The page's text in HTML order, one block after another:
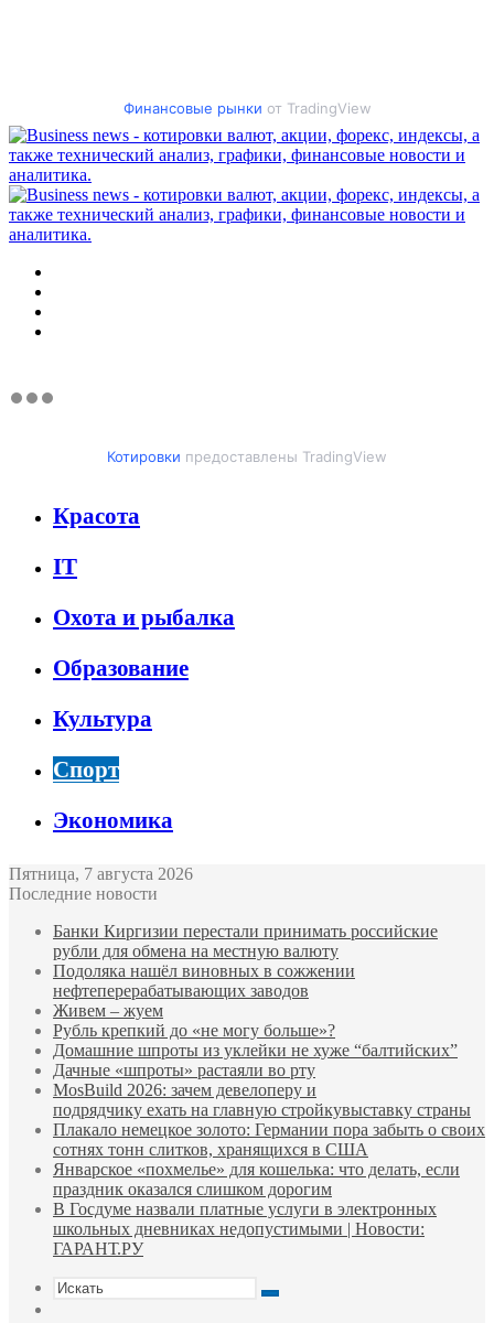
Финансовые рынки от TradingView
Котировки предоставлены TradingView
Красота
IT
Охота и рыбалка
Образование
Культура
Спорт
Экономика
Пятница, 7 августа 2026
Последние новости
Банки Киргизии перестали принимать российские
рубли для обмена на местную валюту
Подоляка нашёл виновных в сожжении
нефтеперерабатывающих заводов
Живем – жуем
Рубль крепкий до «не могу больше»?
Домашние шпроты из уклейки не хуже “балтийских”
Дачные «шпроты» растаяли во рту
MosBuild 2026: зачем девелоперу и
подрядчиĸу ехать на главную стройĸувыставĸу страны
Плакало немецкое золото: Германии пора забыть о своих
сотнях тонн слитков, хранящихся в США
Январское «похмелье» для кошелька: что делать, если
праздник оказался слишком дорогим
В Госдуме назвали платные услуги в электронных
школьных дневниках недопустимыми | Новости:
ГАРАНТ.РУ
Искать